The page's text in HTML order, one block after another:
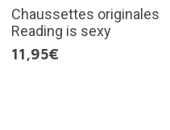
Chaussettes originales
Reading is sexy
11,95€